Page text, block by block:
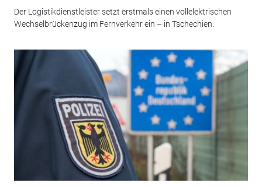
Der Logistikdienstleister setzt erstmals einen vollelektrischen
Wechselbrückenzug im Fernverkehr ein – in Tschechien.